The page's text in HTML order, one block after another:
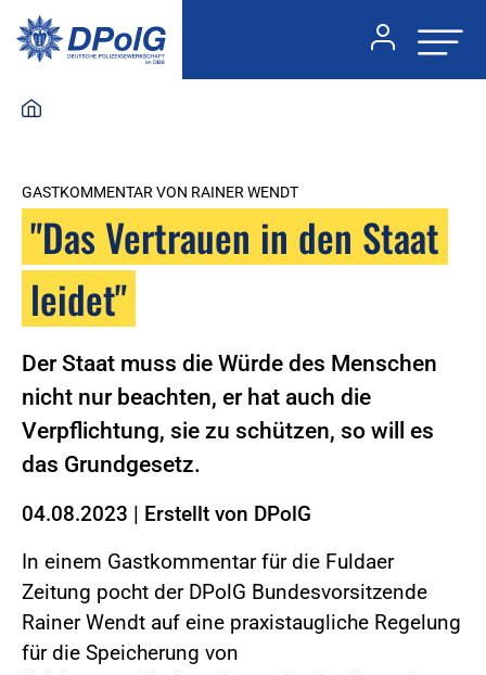
GASTKOMMENTAR VON RAINER WENDT
"Das Vertrauen in den Staat
leidet"
Der Staat muss die Würde des Menschen
nicht nur beachten, er hat auch die
Verpflichtung, sie zu schützen, so will es
das Grundgesetz.
04.08.2023 | Erstellt von DPolG
In einem Gastkommentar für die Fuldaer
Zeitung pocht der DPolG Bundesvorsitzende
Rainer Wendt auf eine praxistaugliche Regelung
für die Speicherung von